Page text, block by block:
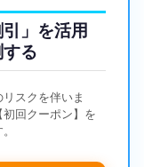
」を活用
る
スクを伴いま
回クーポン】を